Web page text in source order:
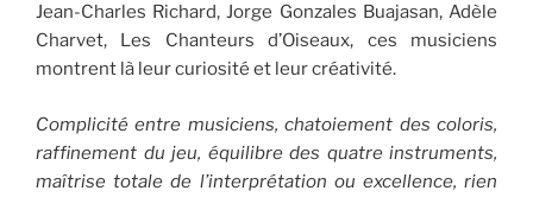
Jean-Charles Richard, Jorge Gonzales Buajasan, Adèle
Charvet, Les Chanteurs d’Oiseaux, ces musiciens
montrent là leur curiosité et leur créativité.
Complicité entre musiciens, chatoiement des coloris,
raffinement du jeu, équilibre des quatre instruments,
maîtrise totale de l’interprétation ou excellence, rien